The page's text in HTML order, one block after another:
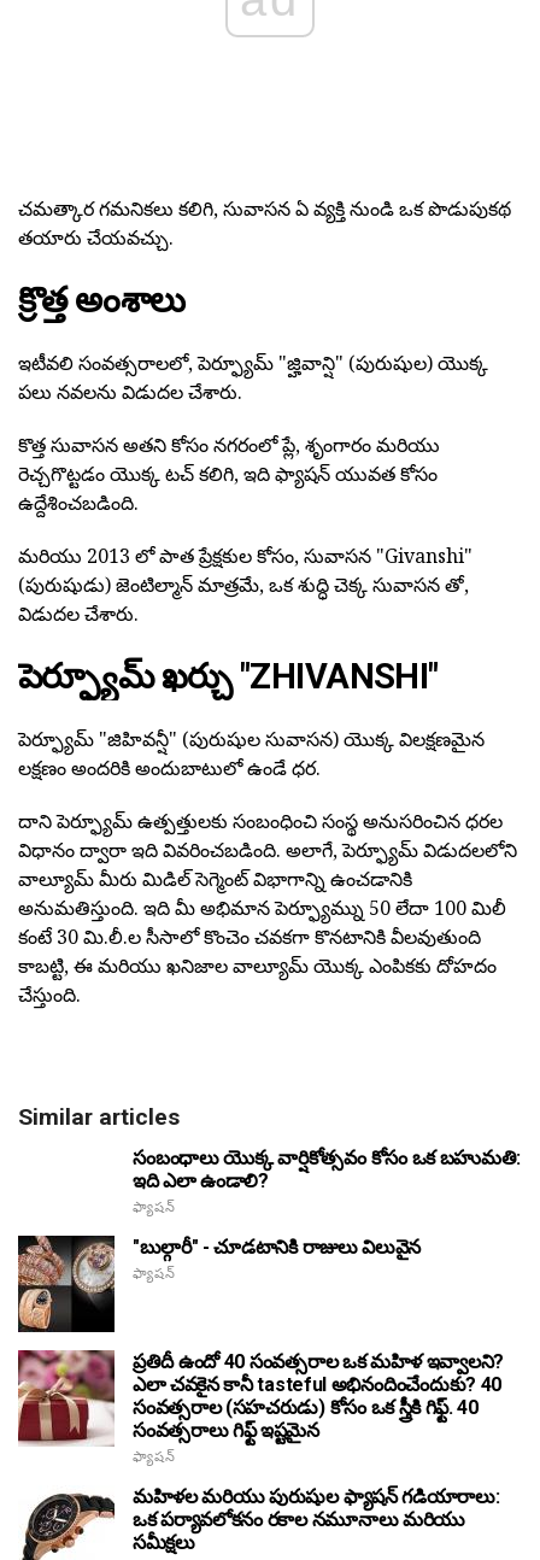
చమత్కార గమనికలు కలిగి, సువాసన ఏ వ్యక్తి నుండి ఒక పొడుపుకథ
తయారు చేయవచ్చు.
క్రొత్త అంశాలు
ఇటీవలి సంవత్సరాలలో, పెర్ఫ్యూమ్ "జ్హివాన్షి" (పురుషుల) యొక్క
పలు నవలను విడుదల చేశారు.
కొత్త సువాసన అతని కోసం నగరంలో ప్లే, శృంగారం మరియు
రెచ్చగొట్టడం యొక్క టచ్ కలిగి, ఇది ఫ్యాషన్ యువత కోసం
ఉద్దేశించబడింది.
మరియు 2013 లో పాత ప్రేక్షకుల కోసం, సువాసన "Givanshi"
(పురుషుడు) జెంటిల్మాన్ మాత్రమే, ఒక శుద్ధి చెక్క సువాసన తో,
విడుదల చేశారు.
పెర్ఫ్యూమ్ ఖర్చు "ZHIVANSHI"
పెర్ఫ్యూమ్ "జిహివన్షీ" (పురుషుల సువాసన) యొక్క విలక్షణమైన
లక్షణం అందరికి అందుబాటులో ఉండే ధర.
దాని పెర్ఫ్యూమ్ ఉత్పత్తులకు సంబంధించి సంస్థ అనుసరించిన ధరల
విధానం ద్వారా ఇది వివరించబడింది. అలాగే, పెర్ఫ్యూమ్ విడుదలలోని
వాల్యూమ్ మీరు మిడిల్ సెగ్మెంట్ విభాగాన్ని ఉంచడానికి
అనుమతిస్తుంది. ఇది మీ అభిమాన పెర్ఫ్యూమ్ను 50 లేదా 100 మిలీ
కంటే 30 మి.లీ.ల సీసాలో కొంచెం చవకగా కొనటానికి వీలవుతుంది
కాబట్టి, ఈ మరియు ఖనిజాల వాల్యూమ్ యొక్క ఎంపికకు దోహదం
చేస్తుంది.
Similar articles
సంబంధాలు యొక్క వార్షికోత్సవం కోసం ఒక బహుమతి:
ఇది ఎలా ఉండాలి?
ఫ్యాషన్
"బుల్గారీ" - చూడటానికి రాజులు విలువైన
ఫ్యాషన్
ప్రతిదీ ఉందో 40 సంవత్సరాల ఒక మహిళ ఇవ్వాలని?
ఎలా చవకైన కానీ tasteful అభినందించేందుకు? 40
సంవత్సరాల (సహచరుడు) కోసం ఒక స్త్రీకి గిఫ్ట్. 40
సంవత్సరాలు గిఫ్ట్ ఇష్టమైన
ఫ్యాషన్
మహిళల మరియు పురుషుల ఫ్యాషన్ గడియారాలు:
ఒక పర్యావలోకనం రకాల నమూనాలు మరియు
సమీక్షలు